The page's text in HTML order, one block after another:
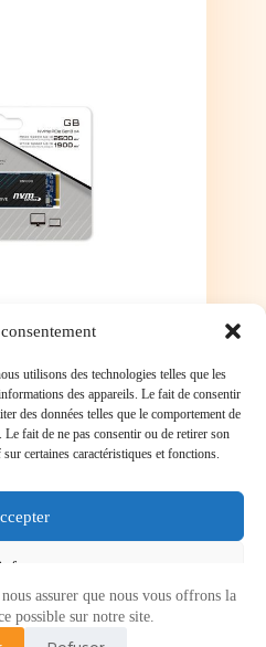
utilisons des technologies telles que les
des appareils. Le fait de consentir
des données telles que le comportement de
fait de ne pas consentir ou de retirer son
certaines caractéristiques et fonctions.
préférences
assurer que nous vous offrons la
possible sur notre site.
publier un commentaire.